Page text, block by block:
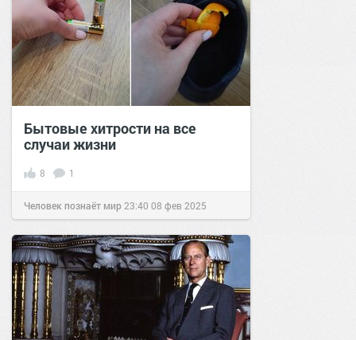
Бытовые хитрости на все
случаи жизни
8 1
Человек познаёт мир 23:40 08 фев 2025